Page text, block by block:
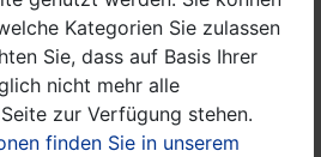
Kategorien Sie zulassen
Sie, dass auf Basis Ihrer
nicht mehr alle
zur Verfügung stehen.
finden Sie in unserem
von Sarah Götze
der Inhalte der Ausstellung
Monaten unter
Nauener*innen, lokalen
Die Nauener Heimatfreunde